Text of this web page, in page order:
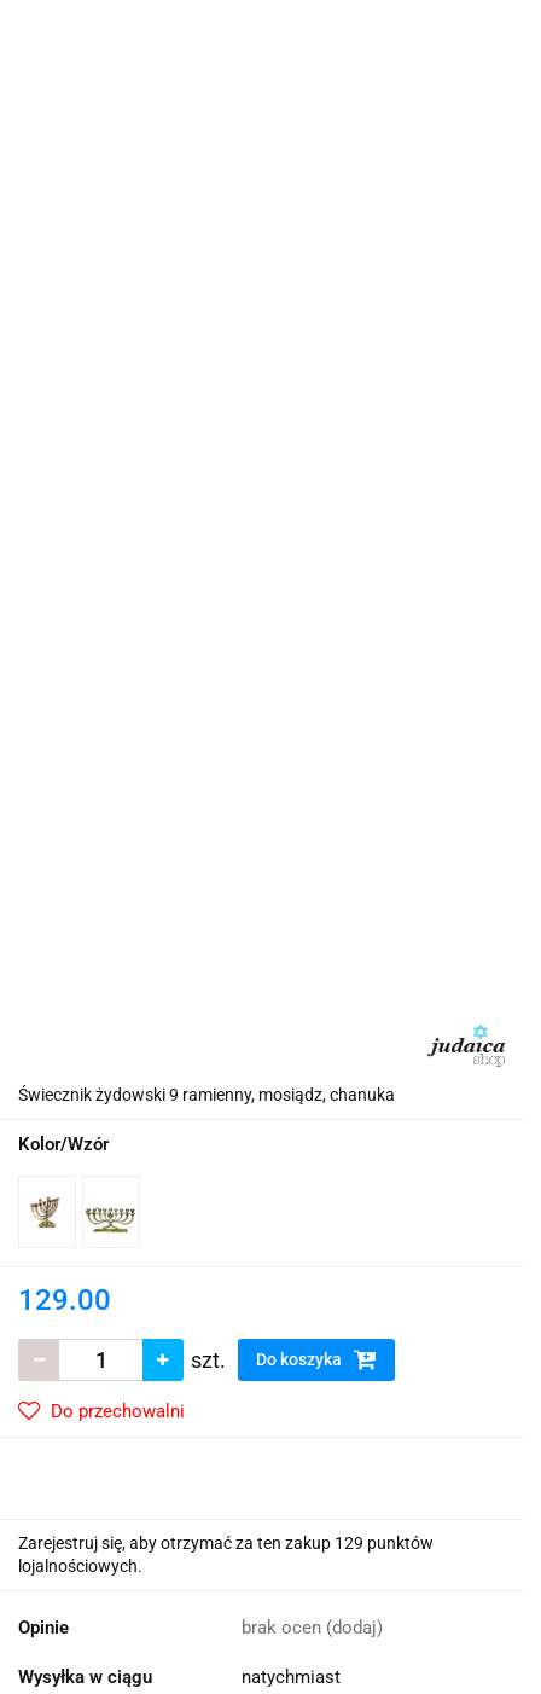
Świecznik żydowski 9 ramienny, mosiądz, chanuka
Kolor/Wzór
129.00
szt. Do koszyka
Do przechowalni
Zarejestruj się, aby otrzymać za ten zakup 129 punktów
lojalnościowych.
Opinie brak ocen (dodaj)
Wysyłka w ciągu natychmiast